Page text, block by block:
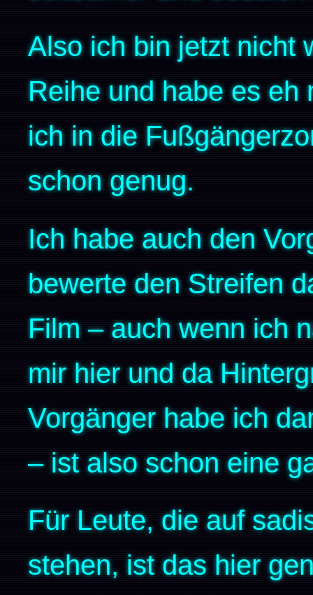
Also ich bin jetzt nicht
Reihe und habe es eh
ich in die
schon genug.
Ich habe auch den
bewerte den Streifen
Film – auch wenn ich
mir hier und da
Vorgänger habe ich
– ist also schon eine
Für Leute, die auf
stehen, ist das hier